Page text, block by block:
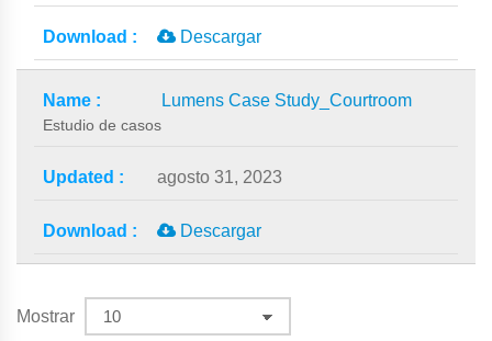
Descargar
Lumens Case Study_Courtroom
Estudio de casos
agosto 31, 2023
Descargar
Mostrar